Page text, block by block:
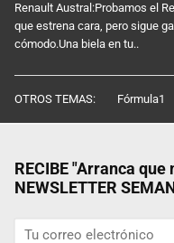
Renault Austral:Probamos el
que estrena cara, pero sigue
cómodo.Una biela en tu..
OTROS TEMAS: Fórmula1
RECIBE "Arranca que
NEWSLETTER